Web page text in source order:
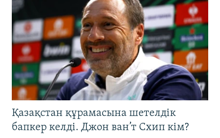
Қазақстан құрамасына шетелдік
бапкер келді. Джон ван’т Схип кім?